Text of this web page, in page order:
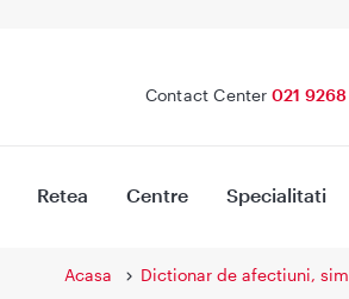
Contact Center 021 9268
Retea Centre Specialitati
Acasa Dictionar de afectiuni,